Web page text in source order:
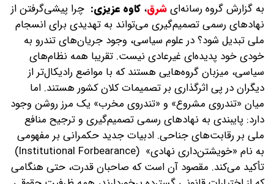
به گزارش گروه رسانه‌ایشرق، کاوه عزیزی: چرا پیشی‌گرفتن از
نهادهای رسمی تصمیم‌گیری می‌تواند به تهدیدی برای انسجام
ملی تبدیل شود؟ در علوم سیاسی، وجود جریان‌های تندرو به
خودی خود پدیده‌ای غیرعادی نیست. تقریبا همه نظام‌های
سیاسی، میزبان گروه‌هایی هستند که با مواضع رادیکال‌تر از
دیگران در پی اثرگذاری بر تصمیمات کلان کشور هستند. اما
میان «تندروی مشروع» و «تندروی مخرب» یک مرز روشن وجود
دارد: پایبندی به نهادهای رسمی تصمیم‌گیری و ترجیح منافع
ملی بر رقابت‌های جناحی. ادبیات جدید حکمرانی بر مفهومی
به نام «خویشتن‌داری نهادی» (Institutional Forbearance)
تأکید می‌کند. مقصود آن است که صاحبان قدرت، حتی هنگامی